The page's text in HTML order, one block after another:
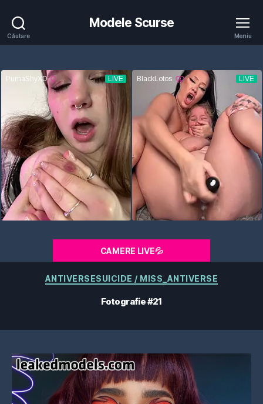
Căutare
Modele Scurse
Meniu
CAMERE LIVE💦
Categorii
ANTIVERSESUICIDE / MISS_ANTIVERSE
Fotografie #21